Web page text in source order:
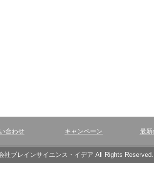
合わせ キャンペーン 最新
社ブレインサイエンス・イデア All Rights Reserved.